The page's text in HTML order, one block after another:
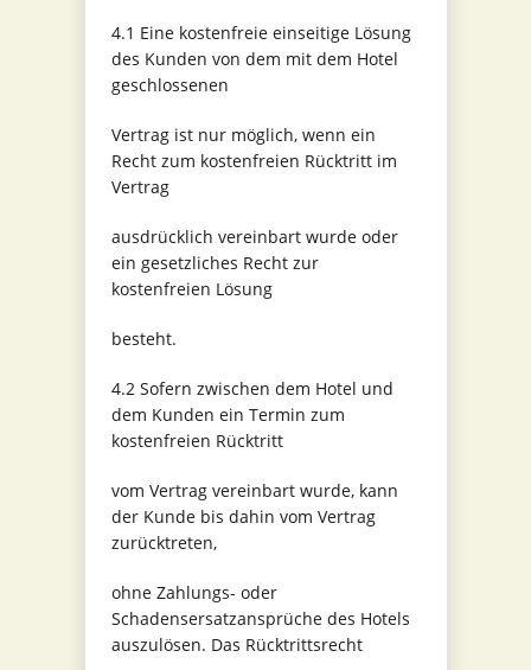
4.1 Eine kostenfreie einseitige Lösung
des Kunden von dem mit dem Hotel
geschlossenen
Vertrag ist nur möglich, wenn ein
Recht zum kostenfreien Rücktritt im
Vertrag
ausdrücklich vereinbart wurde oder
ein gesetzliches Recht zur
kostenfreien Lösung
besteht.
4.2 Sofern zwischen dem Hotel und
dem Kunden ein Termin zum
kostenfreien Rücktritt
vom Vertrag vereinbart wurde, kann
der Kunde bis dahin vom Vertrag
zurücktreten,
ohne Zahlungs- oder
Schadensersatzansprüche des Hotels
auszulösen. Das Rücktrittsrecht